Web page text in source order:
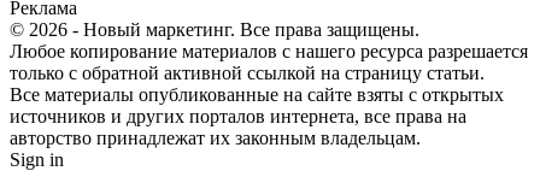
Реклама
© 2026 - Новый маркетинг. Все права защищены.
Любое копирование материалов с нашего ресурса разрешается
только с обратной активной ссылкой на страницу статьи.
Все материалы опубликованные на сайте взяты с открытых
источников и других порталов интернета, все права на
авторство принадлежат их законным владельцам.
Sign in